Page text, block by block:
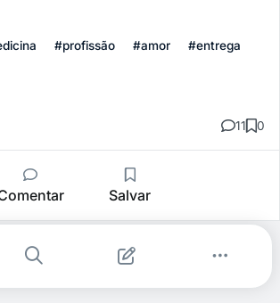
#profissão #amor #entrega
11 0
Salvar